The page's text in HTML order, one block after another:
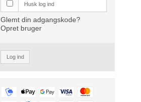
Husk log ind
Glemt din adgangskode?
Opret bruger
Log ind